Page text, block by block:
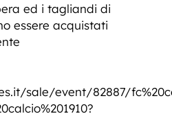
ed i tagliandi di
essere acquistati
sale/event/82887/